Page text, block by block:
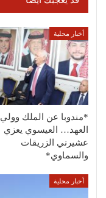
أخبار محلية
*مندوبا عن الملك وولي
العهد… العيسوي يعزي
عشيرني الزريقات
والسماوي*
أخبار محلية